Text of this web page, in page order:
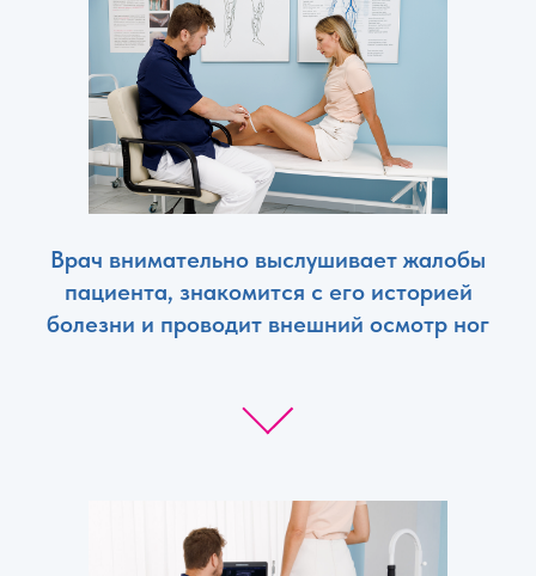
Врач внимательно выслушивает жалобы
пациента, знакомится с его историей
болезни и проводит внешний осмотр ног